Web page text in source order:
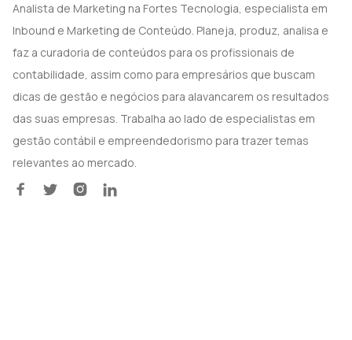
Analista de Marketing na Fortes Tecnologia, especialista em
Inbound e Marketing de Conteúdo. Planeja, produz, analisa e
faz a curadoria de conteúdos para os profissionais de
contabilidade, assim como para empresários que buscam
dicas de gestão e negócios para alavancarem os resultados
das suas empresas. Trabalha ao lado de especialistas em
gestão contábil e empreendedorismo para trazer temas
relevantes ao mercado.
   